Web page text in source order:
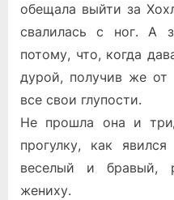
обещала выйти за
свалилась с ног. А
потому, что, когда
дурой, получив же от
все свои глупости.
Не прошла она и
прогулку, как
веселый и бравый,
жениху.